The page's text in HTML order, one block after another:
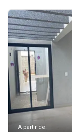
A partir de: